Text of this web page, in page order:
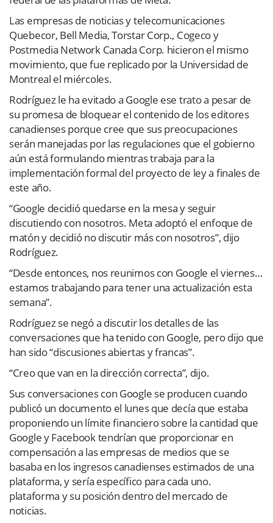
Las empresas de noticias y telecomunicaciones
Quebecor, Bell Media, Torstar Corp., Cogeco y
Postmedia Network Canada Corp. hicieron el mismo
movimiento, que fue replicado por la Universidad de
Montreal el miércoles.
Rodríguez le ha evitado a Google ese trato a pesar de
su promesa de bloquear el contenido de los editores
canadienses porque cree que sus preocupaciones
serán manejadas por las regulaciones que el gobierno
aún está formulando mientras trabaja para la
implementación formal del proyecto de ley a finales de
este año.
“Google decidió quedarse en la mesa y seguir
discutiendo con nosotros. Meta adoptó el enfoque de
matón y decidió no discutir más con nosotros”, dijo
Rodríguez.
“Desde entonces, nos reunimos con Google el viernes…
estamos trabajando para tener una actualización esta
semana”.
Rodríguez se negó a discutir los detalles de las
conversaciones que ha tenido con Google, pero dijo que
han sido “discusiones abiertas y francas”.
“Creo que van en la dirección correcta”, dijo.
Sus conversaciones con Google se producen cuando
publicó un documento el lunes que decía que estaba
proponiendo un límite financiero sobre la cantidad que
Google y Facebook tendrían que proporcionar en
compensación a las empresas de medios que se
basaba en los ingresos canadienses estimados de una
plataforma, y sería específico para cada uno.
plataforma y su posición dentro del mercado de
noticias.